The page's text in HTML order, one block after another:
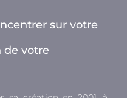
sur votre
de votre